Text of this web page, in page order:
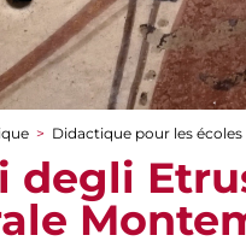
> Didactique pour les écoles
degli